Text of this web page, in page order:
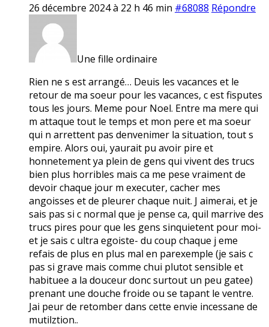
26 décembre 2024 à 22 h 46 min #68088 Répondre
Une fille ordinaire
Rien ne s est arrangé… Deuis les vacances et le
retour de ma soeur pour les vacances, c est fisputes
tous les jours. Meme pour Noel. Entre ma mere qui
m attaque tout le temps et mon pere et ma soeur
qui n arrettent pas denvenimer la situation, tout s
empire. Alors oui, yaurait pu avoir pire et
honnetement ya plein de gens qui vivent des trucs
bien plus horribles mais ca me pese vraiment de
devoir chaque jour m executer, cacher mes
angoisses et de pleurer chaque nuit. J aimerai, et je
sais pas si c normal que je pense ca, quil marrive des
trucs pires pour que les gens sinquietent pour moi-
et je sais c ultra egoiste- du coup chaque j eme
refais de plus en plus mal en parexemple (je sais c
pas si grave mais comme chui plutot sensible et
habituee a la douceur donc surtout un peu gatee)
prenant une douche froide ou se tapant le ventre.
Jai peur de retomber dans cette envie incessane de
mutilztion..